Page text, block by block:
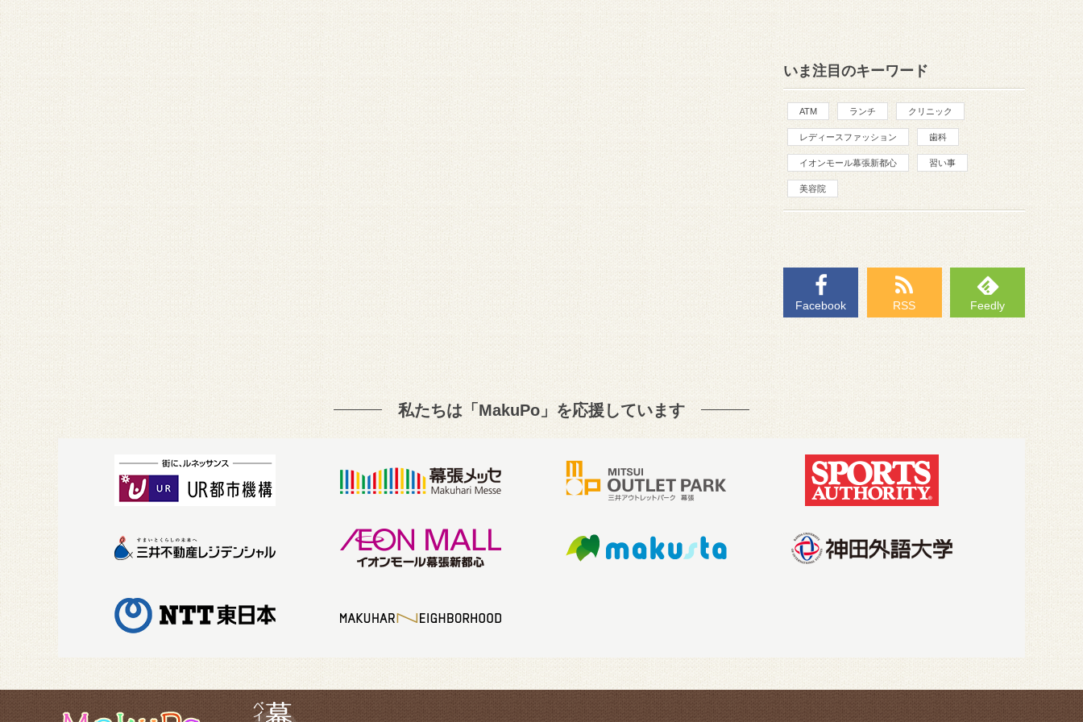
いま注目のキーワード
ATM ランチ クリニック
レディースファッション 歯科
イオンモール幕張新都心 習い事
美容院
Facebook RSS Feedly
私たちは「MakuPo」を応援しています